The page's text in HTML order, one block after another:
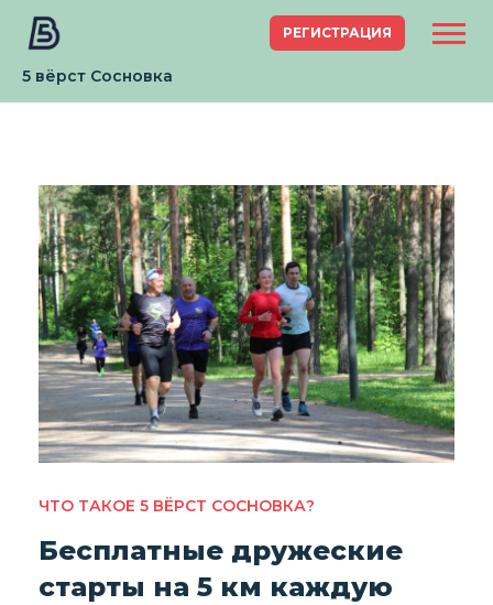
РЕГИСТРАЦИЯ
5 вёрст Сосновка
ЧТО ТАКОЕ 5 ВЁРСТ СОСНОВКА?
Бесплатные дружеские
старты на 5 км каждую